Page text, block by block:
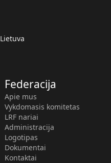
Federacija
Apie mus
Vykdomasis komitetas
LRF nariai
Administracija
Logotipas
Dokumentai
Kontaktai